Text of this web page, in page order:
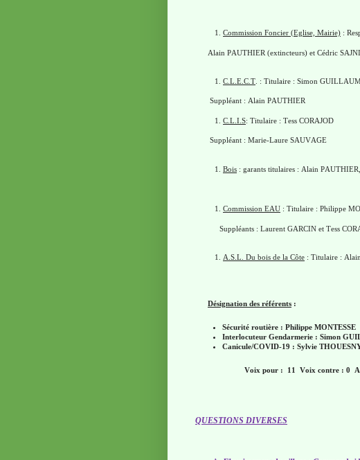
Commission Foncier (Eglise, Mairie) :
Alain PAUTHIER (extincteurs) et Cédric
C.L.E.C.T . : Titulaire : Simon
Suppléant : Alain PAUTHIER
C.L.I.S: Titulaire : Tess CORAJOD
Suppléant : Marie-Laure SAUVAGE
Bois : garants titulaires : Alain
Commission EAU : Titulaire : Philippe
Suppléants : Laurent GARCIN et Tess
A.S.L. Du bois de la Côte : Titulaire :
Désignation des référents :
Sécurité routière : Philippe MONTESSE
Interlocuteur Gendarmerie : Simon
Canicule/COVID-19 : Sylvie
Voix pour : 11 Voix contre : 0
QUESTIONS DIVERSES